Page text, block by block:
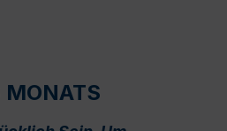
MONATS